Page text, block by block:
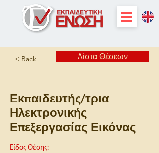
< Back Λίστα Θέσεων
Εκπαιδευτής/τρια
Ηλεκτρονικής
Επεξεργασίας Εικόνας
Είδος Θέσης: